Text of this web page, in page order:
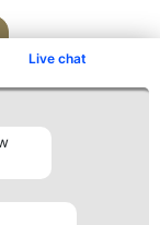
Live chat